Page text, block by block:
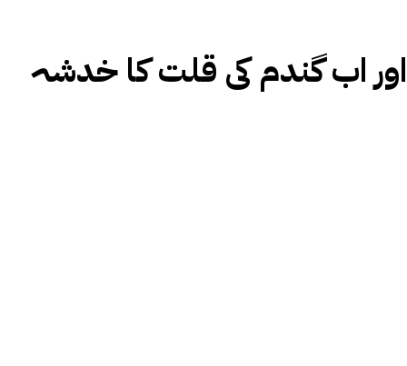
اور اب گندم کی قلت کا خدشہ